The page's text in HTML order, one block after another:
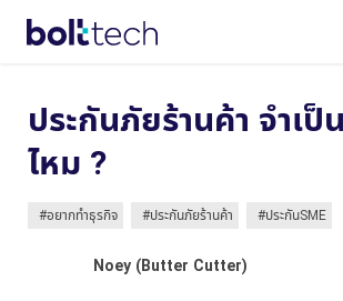
ประกันภัยร้านค้า จำเ
ไหม ?
#อยากทำธุรกิจ #ประกันภัยร้านค้า #ประกันSME